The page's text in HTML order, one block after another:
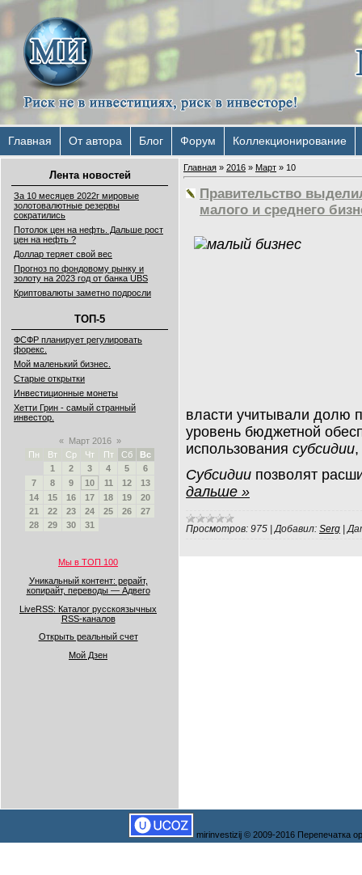
Главная От автора Блог Форум Коллекционирование
Лента новостей
За 10 месяцев 2022г мировые
золотовалютные резервы
сократились
Потолок цен на нефть. Дальше рост
цен на нефть ?
Доллар теряет свой вес
Прогноз по фондовому рынку и
золоту на 2023 год от банка UBS
Криптовалюты заметно подросли
ТОП-5
ФСФР планирует регулировать
форекс.
Мой маленький бизнес.
Старые открытки
Инвестиционные монеты
Хетти Грин - самый странный
инвестор.
« Март 2016 »
Пн
Вт Ср Чт Пт Сб
Вс
1
2 3 4 5
6
7
8 9 10 11 12
13
14
15 16 17 18 19
20
21
22 23 24 25 26
27
28
29 30 31
Мы в ТОП 100
Уникальный контент: рерайт,
копирайт, переводы — Адвего
LiveRSS: Каталог русскоязычных
RSS-каналов
Открыть реальный счет
Мой Дзен
Главная » 2016 » Март » 10
Правительство
малого и среднего
власти учитывали долю
уровень бюджетной
использования субсидии,
Субсидии позволят
дальше »
Просмотров: 975 |Добавил: Serg |
mirinvestizij © 2009-2016 Перепечатка